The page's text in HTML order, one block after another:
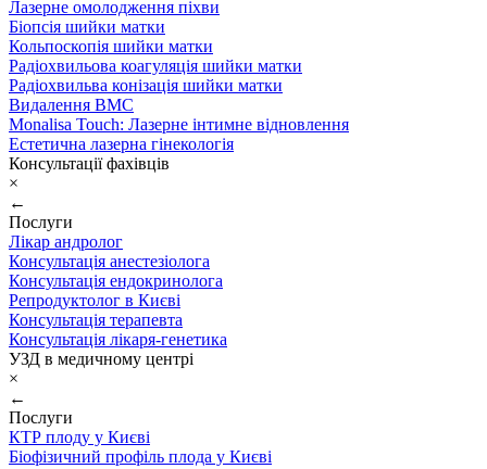
Лазерне омолодження піхви
Біопсія шийки матки
Кольпоскопія шийки матки
Радіохвильова коагуляція шийки матки
Радіохвильва конізація шийки матки
Видалення ВМС
Monalisa Touch: Лазерне інтимне відновлення
Естетична лазерна гінекологія
Консультації фахівців
×
←
Послуги
Лікар андролог
Консультація анестезіолога
Консультація ендокринолога
Репродуктолог в Києві
Консультація терапевта
Консультація лікаря-генетика
УЗД в медичному центрі
×
←
Послуги
КТР плоду у Києві
Біофізичний профіль плода у Києві